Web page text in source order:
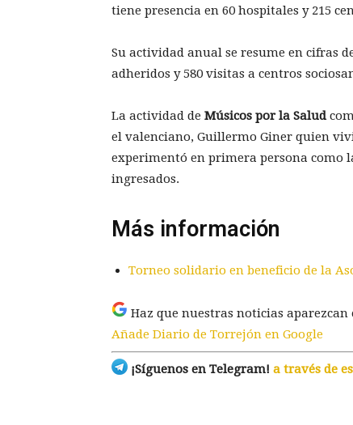
tiene presencia en 60 hospitales y 215
Su actividad anual se resume en cifras
adheridos y 580 visitas a centros
La actividad de Músicos por la Salud
el valenciano, Guillermo Giner quien
experimentó en primera persona como
ingresados.
Más información
Torneo solidario en beneficio de la
Haz que nuestras noticias aparezcan
Añade Diario de Torrejón en Google
¡Síguenos en Telegram! a través de